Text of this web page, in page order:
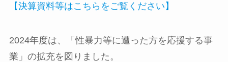
【決算資料等はこちらをご覧ください】
2024年度は、「性暴力等に遭った方を応援する事
業」の拡充を図りました。